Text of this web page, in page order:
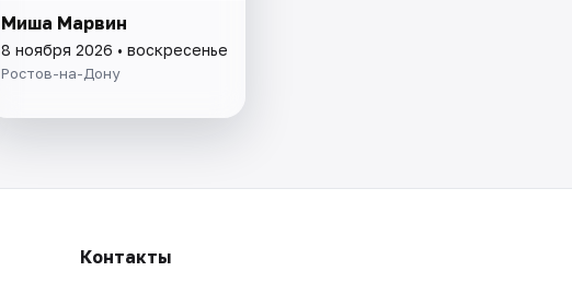
Миша Марвин
8 ноября 2026 • воскресенье
Ростов-на-Дону
Контакты